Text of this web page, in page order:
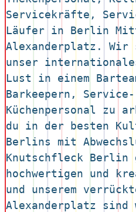
Servicekräfte,
Läufer in Berlin
Alexanderplatz. Wir
unser
Lust in einem
Barkeepern, Service-
Küchenpersonal zu
du in der besten
Berlins mit
Knutschfleck
hochwertigen und
und unserem
Alexanderplatz